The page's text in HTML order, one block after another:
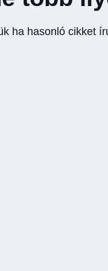
ha hasonló cikket